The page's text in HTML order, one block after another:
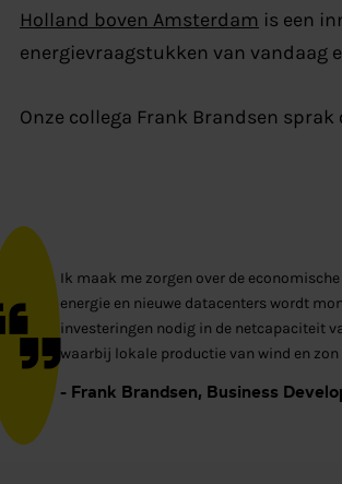
Holland boven Amsterdam is een
energievraagstukken van vandaag
Onze collega Frank Brandsen
Ik maak me zorgen over de
energie en nieuwe datacenters wordt
investeringen nodig in de netcapaciteit
waarbij lokale productie van wind en
- Frank Brandsen, Business